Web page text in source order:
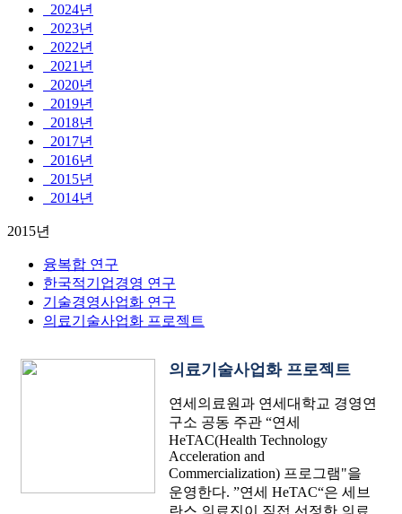
2024년
2023년
2022년
2021년
2020년
2019년
2018년
2017년
2016년
2015년
2014년
2015년
융복합 연구
한국적기업경영 연구
기술경영사업화 연구
의료기술사업화 프로젝트
의료기술사업화 프로젝트
연세의료원과 연세대학교 경영연
구소 공동 주관 “연세
HeTAC(Health Technology
Acceleration and
Commercialization) 프로그램"을
운영한다. ”연세 HeTAC“은 세브
란스 의료진이 직접 선정한 의료